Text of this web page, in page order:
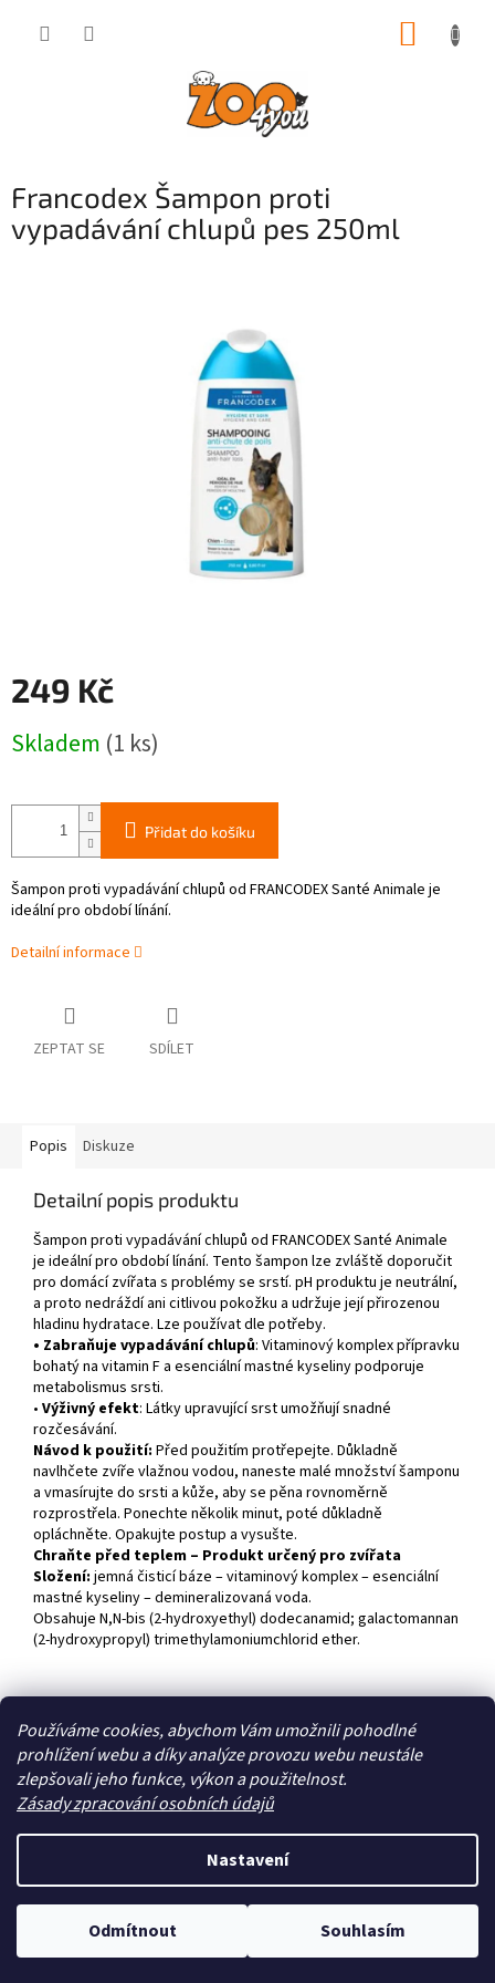
Používáme cookies, abychom Vám umožnili pohodlné
prohlížení webu a díky analýze provozu webu neustále
zlepšovali jeho funkce, výkon a použitelnost.
Zásady zpracování osobních údajů
Nastavení
Odmítnout Souhlasím
Francodex Šampon proti
vypadávání chlupů pes 250ml
249 Kč
cena:
Skladem (1 ks)
Přidat do košíku
Šampon proti vypadávání chlupů od FRANCODEX Santé Animale je
ideální pro období línání.
Detailní informace
ZEPTAT SE SDÍLET
Popis Diskuze
Detailní popis produktu
Šampon proti vypadávání chlupů od FRANCODEX Santé Animale
je ideální pro období línání. Tento šampon lze zvláště doporučit
pro domácí zvířata s problémy se srstí. pH produktu je neutrální,
a proto nedráždí ani citlivou pokožku a udržuje její přirozenou
hladinu hydratace. Lze používat dle potřeby.
• Zabraňuje vypadávání chlupů: Vitaminový komplex přípravku
bohatý na vitamin F a esenciální mastné kyseliny podporuje
metabolismus srsti.
• Výživný efekt: Látky upravující srst umožňují snadné
rozčesávání.
Návod k použití: Před použitím protřepejte. Důkladně
navlhčete zvíře vlažnou vodou, naneste malé množství šamponu
a vmasírujte do srsti a kůže, aby se pěna rovnoměrně
rozprostřela. Ponechte několik minut, poté důkladně
opláchněte. Opakujte postup a vysušte.
Chraňte před teplem – Produkt určený pro zvířata
Složení: jemná čisticí báze – vitaminový komplex – esenciální
mastné kyseliny – demineralizovaná voda.
Obsahuje N,N-bis (2-hydroxyethyl) dodecanamid; galactomannan
(2-hydroxypropyl) trimethylamoniumchlorid ether.
Zboží.cz Heureka.cz
Vytvořil Shoptet
Copyright 2026 . Všechna práva vyhrazena.